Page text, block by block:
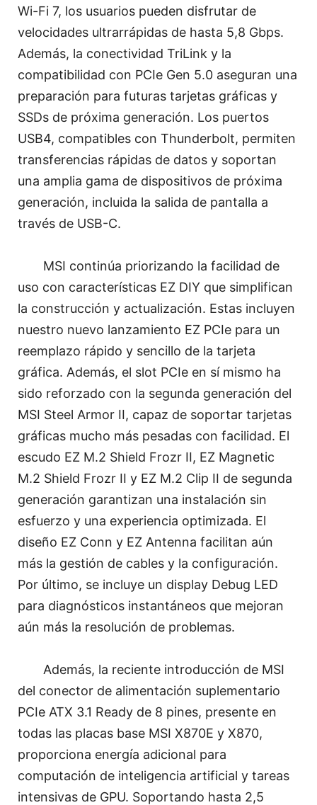
Wi-Fi 7, los usuarios pueden disfrutar de
velocidades ultrarrápidas de hasta 5,8 Gbps.
Además, la conectividad TriLink y la
compatibilidad con PCIe Gen 5.0 aseguran una
preparación para futuras tarjetas gráficas y
SSDs de próxima generación. Los puertos
USB4, compatibles con Thunderbolt, permiten
transferencias rápidas de datos y soportan
una amplia gama de dispositivos de próxima
generación, incluida la salida de pantalla a
través de USB-C.
MSI continúa priorizando la facilidad de
uso con características EZ DIY que simplifican
la construcción y actualización. Estas incluyen
nuestro nuevo lanzamiento EZ PCIe para un
reemplazo rápido y sencillo de la tarjeta
gráfica. Además, el slot PCIe en sí mismo ha
sido reforzado con la segunda generación del
MSI Steel Armor II, capaz de soportar tarjetas
gráficas mucho más pesadas con facilidad. El
escudo EZ M.2 Shield Frozr II, EZ Magnetic
M.2 Shield Frozr II y EZ M.2 Clip II de segunda
generación garantizan una instalación sin
esfuerzo y una experiencia optimizada. El
diseño EZ Conn y EZ Antenna facilitan aún
más la gestión de cables y la configuración.
Por último, se incluye un display Debug LED
para diagnósticos instantáneos que mejoran
aún más la resolución de problemas.
Además, la reciente introducción de MSI
del conector de alimentación suplementario
PCIe ATX 3.1 Ready de 8 pines, presente en
todas las placas base MSI X870E y X870,
proporciona energía adicional para
computación de inteligencia artificial y tareas
intensivas de GPU. Soportando hasta 2,5